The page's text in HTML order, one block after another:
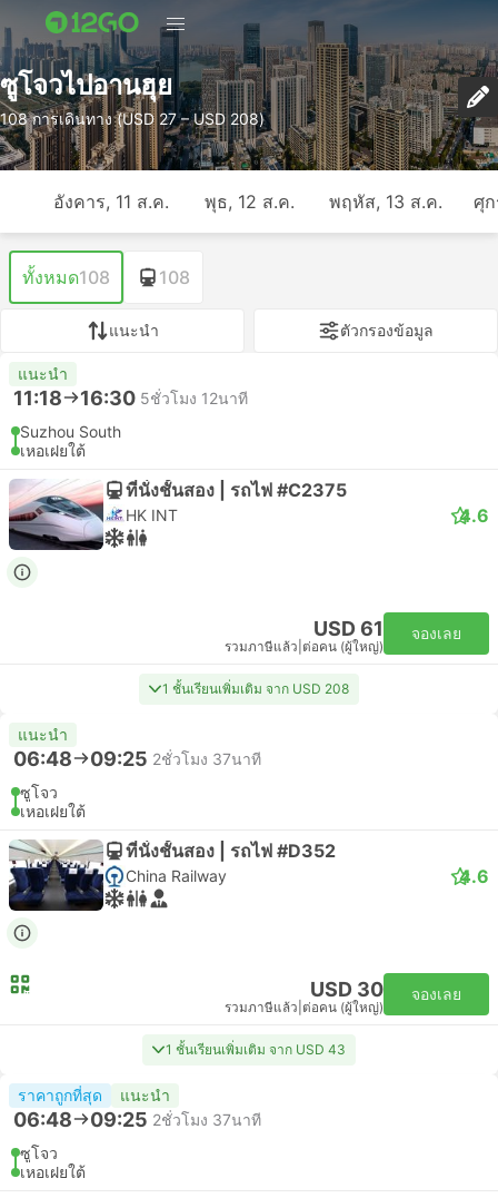
ซูโจวไปอานฮุย
108 การเดินทาง (USD 27 – USD 208)
อังคาร, 11 ส.ค. พุธ, 12 ส.ค. พฤหัส, 13 ส.ค. ศุ
ทั้งหมด108 108
แนะนำ ตัวกรองข้อมูล
แนะนำ
11:18 16:30 5ชั่วโมง 12นาที
Suzhou South
เหอเฝยใต้
ที่นั่งชั้นสอง | รถไฟ #C2375
HK INT 4.6
USD 61
รวมภาษีแล้ว ต่อคน (ผู้ใหญ่)
จองเลย
1 ชั้นเรียนเพิ่มเติม จาก USD 208
แนะนำ
06:48 09:25 2ชั่วโมง 37นาที
ซูโจว
เหอเฝยใต้
ที่นั่งชั้นสอง | รถไฟ #D352
China Railway 4.6
USD 30
รวมภาษีแล้ว ต่อคน (ผู้ใหญ่)
จองเลย
1 ชั้นเรียนเพิ่มเติม จาก USD 43
ราคาถูกที่สุด แนะนำ
06:48 09:25 2ชั่วโมง 37นาที
ซูโจว
เหอเฝยใต้